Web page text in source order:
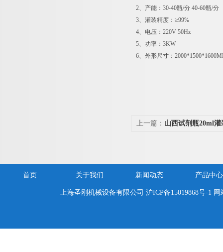
2、产能：30-40瓶/分 40-60瓶/分
3、灌装精度：≥99%
4、电压：220V 50Hz
5、功率：3KW
6、外形尺寸：
上一篇： 山西试剂瓶20ml灌
首页 关于我们 新闻动态 产品中心
上海圣刚机械设备有限公司沪ICP备15019868号-1 网